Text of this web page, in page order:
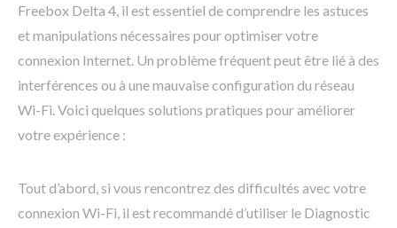
Freebox Delta 4, il est essentiel de comprendre les astuces
et manipulations nécessaires pour optimiser votre
connexion Internet. Un problème fréquent peut être lié à des
interférences ou à une mauvaise configuration du réseau
Wi-Fi. Voici quelques solutions pratiques pour améliorer
votre expérience :
Tout d’abord, si vous rencontrez des difficultés avec votre
connexion Wi-Fi, il est recommandé d’utiliser le Diagnostic